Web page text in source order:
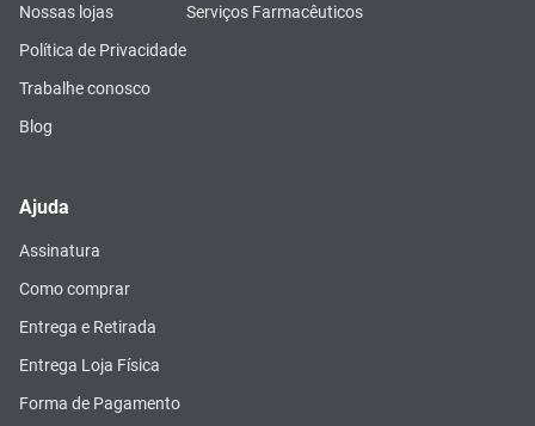
Nossas lojas
Política de Privacidade
Trabalhe conosco
Blog
Serviços Farmacêuticos
Ajuda
Assinatura
Como comprar
Entrega e Retirada
Entrega Loja Física
Forma de Pagamento